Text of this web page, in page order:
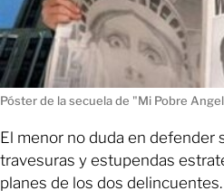
Póster de la secuela de "Mi Pobre
El menor no duda en defender
travesuras y estupendas
planes de los dos